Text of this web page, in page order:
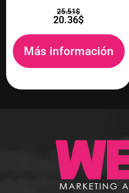
25.51$
20.36$
Más información